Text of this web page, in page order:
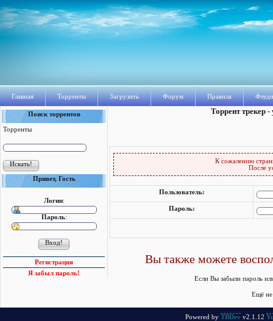
Главная Торренты Загрузить Форум Правила
Поиск торрентов
Торренты
Привет, Гость
Логин:
Пароль:
Регистрация
Я забыл пароль!
Торрент трекер
К сожалению
После
Пользователь:
Пароль:
Вы также можете
Если Вы забыли пароль
Ещё не
Powered by TBDev v2.1.12